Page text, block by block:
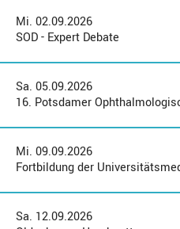
Mi. 02.09.2026
SOD - Expert Debate
Sa. 05.09.2026
16. Potsdamer
Mi. 09.09.2026
Fortbildung der
Sa. 12.09.2026